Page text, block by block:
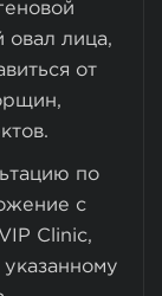
овал лица,
от
по
с
Clinic,